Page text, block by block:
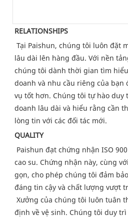
RELATIONSHIPS
Tại Paishun, chúng tôi luôn đặt
lâu dài lên hàng đầu. Với nền
chúng tôi dành thời gian tìm
doanh và nhu cầu riêng của bạn
vụ tốt hơn. Chúng tôi tự hào duy
doanh lâu dài và hiểu rằng cần
lòng tin với các đối tác mới.
QUALITY
Paishun đạt chứng nhận ISO
cao su. Chứng nhận này, cùng
gọn, cho phép chúng tôi đảm
đáng tin cậy và chất lượng vượt
định về vệ sinh. Chúng tôi duy